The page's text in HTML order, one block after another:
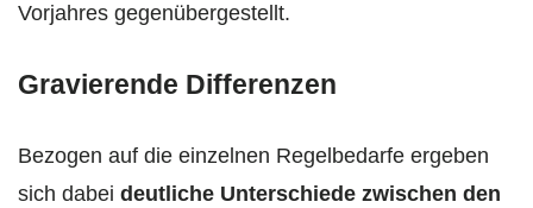
Vorjahres gegenübergestellt.
Gravierende Differenzen
Bezogen auf die einzelnen Regelbedarfe ergeben
sich dabei deutliche Unterschiede zwischen den